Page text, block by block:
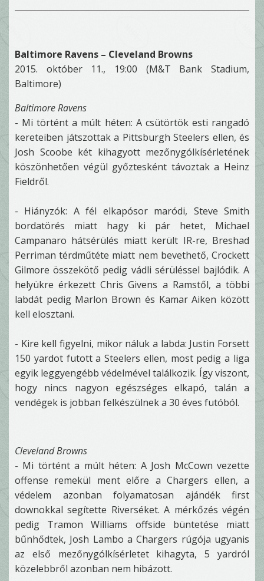
Baltimore Ravens – Cleveland Browns
2015. október 11., 19:00 (M&T Bank Stadium,
Baltimore)
Baltimore Ravens
- Mi történt a múlt héten: A csütörtök esti rangadó
kereteiben játszottak a Pittsburgh Steelers ellen, és
Josh Scoobe két kihagyott mezőnygólkísérletének
köszönhetően végül győztesként távoztak a Heinz
Fieldről.
- Hiányzók: A fél elkapósor maródi, Steve Smith
bordatörés miatt hagy ki pár hetet, Michael
Campanaro hátsérülés miatt került IR-re, Breshad
Perriman térdműtéte miatt nem bevethető, Crockett
Gilmore összekötő pedig vádli sérüléssel bajlódik. A
helyükre érkezett Chris Givens a Ramstől, a többi
labdát pedig Marlon Brown és Kamar Aiken között
kell elosztani.
- Kire kell figyelni, mikor náluk a labda: Justin Forsett
150 yardot futott a Steelers ellen, most pedig a liga
egyik leggyengébb védelmével találkozik. Így viszont,
hogy nincs nagyon egészséges elkapó, talán a
vendégek is jobban felkészülnek a 30 éves futóból.
Cleveland Browns
- Mi történt a múlt héten: A Josh McCown vezette
offense remekül ment előre a Chargers ellen, a
védelem azonban folyamatosan ajándék first
downokkal segítette Riverséket. A mérkőzés végén
pedig Tramon Williams offside büntetése miatt
bűnhődtek, Josh Lambo a Chargers rúgója ugyanis
az első mezőnygólkísérletet kihagyta, 5 yardról
közelebbről azonban nem hibázott.